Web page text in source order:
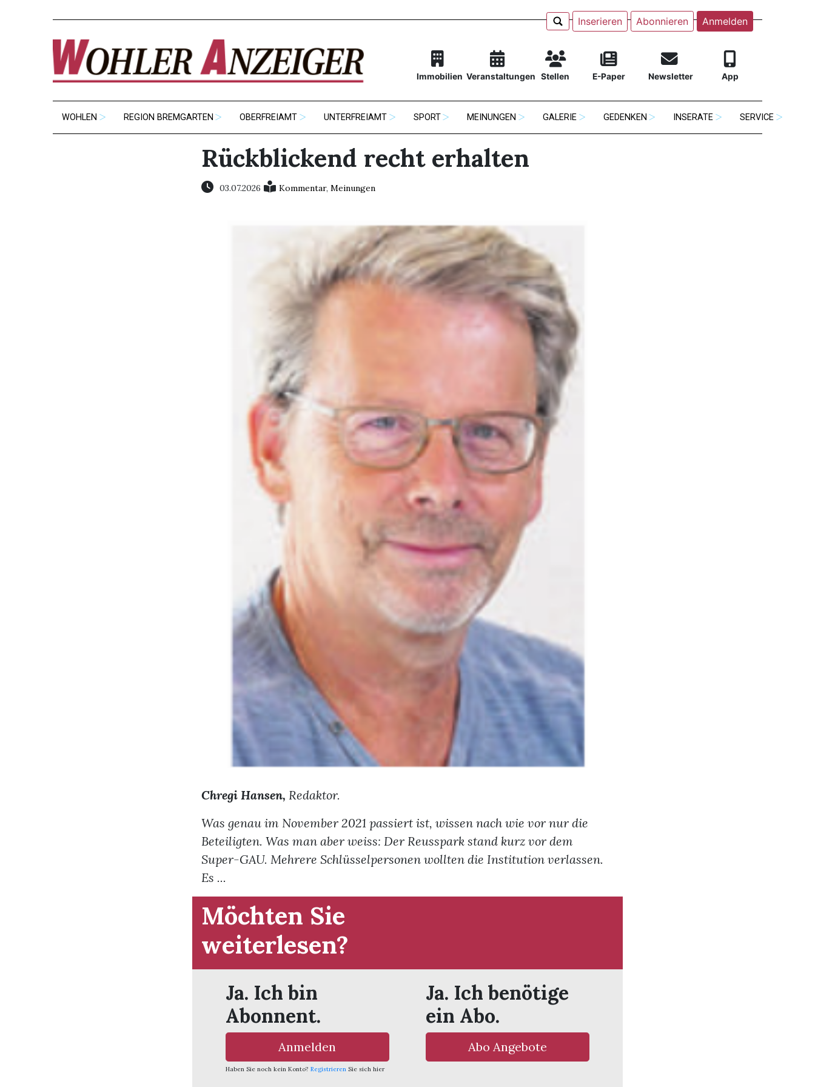
Inserieren Abonnieren Anmelden
Immobilien Veranstaltungen Stellen E-Paper Newsletter App
WOHLEN REGION BREMGARTEN OBERFREIAMT UNTERFREIAMT SPORT MEINUNGEN GALERIE GEDENKEN INSERATE SERVICE
Rückblickend recht erhalten
03.07.2026 Kommentar, Meinungen
Chregi Hansen, Redaktor.
Was genau im November 2021 passiert ist, wissen nach wie vor nur die
Beteiligten. Was man aber weiss: Der Reusspark stand kurz vor dem
Super-GAU. Mehrere Schlüsselpersonen wollten die Institution verlassen.
Es ...
Möchten Sie
weiterlesen?
Ja. Ich bin
Abonnent.
Anmelden
Haben Sie noch kein Konto? Registrieren Sie sich hier
Ja. Ich benötige
ein Abo.
Abo Angebote